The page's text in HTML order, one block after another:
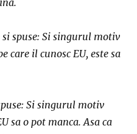
spuse: Si singurul motiv
care il cunosc EU, este sa
Si singurul motiv
sa o pot manca. Asa ca